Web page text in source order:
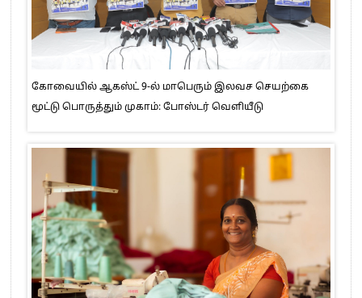
கோவையில் ஆகஸ்ட் 9-ல் மாபெரும் இலவச செயற்கை
மூட்டு பொருத்தும் முகாம்: போஸ்டர் வெளியீடு